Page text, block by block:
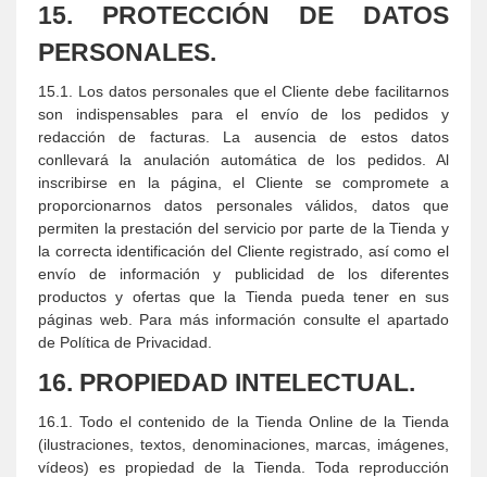
15. PROTECCIÓN DE DATOS
PERSONALES.
15.1. Los datos personales que el Cliente debe facilitarnos
son indispensables para el envío de los pedidos y
redacción de facturas. La ausencia de estos datos
conllevará la anulación automática de los pedidos. Al
inscribirse en la página, el Cliente se compromete a
proporcionarnos datos personales válidos, datos que
permiten la prestación del servicio por parte de la Tienda y
la correcta identificación del Cliente registrado, así como el
envío de información y publicidad de los diferentes
productos y ofertas que la Tienda pueda tener en sus
páginas web. Para más información consulte el apartado
de Política de Privacidad
16. PROPIEDAD INTELECTUAL.
16.1. Todo el contenido de la Tienda Online de la Tienda
(ilustraciones, textos, denominaciones, marcas, imágenes,
vídeos) es propiedad de la Tienda. Toda reproducción